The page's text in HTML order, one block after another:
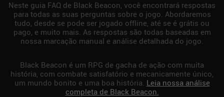
Neste guia FAQ de Black Beacon, você encontrará respostas
para todas as suas perguntas sobre o jogo. Abordaremos
tudo, desde se pode ser jogado offline, até se é grátis ou
pago, e muito mais. As respostas são todas baseadas em
nossa marcação manual e análise detalhada do jogo.
Black Beacon é um RPG de gacha de ação com muita
história, com combate satisfatório e mecanicamente único,
um mundo bonito e uma boa história. Leia nossa análise
completa de Black Beacon.